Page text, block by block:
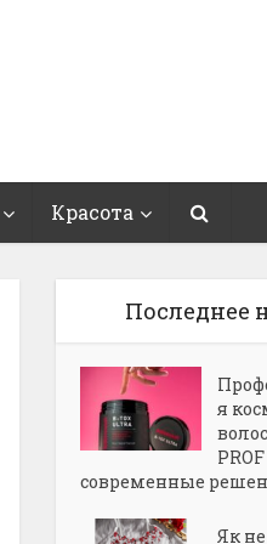
Красота
Последнее
я
современные
Як не